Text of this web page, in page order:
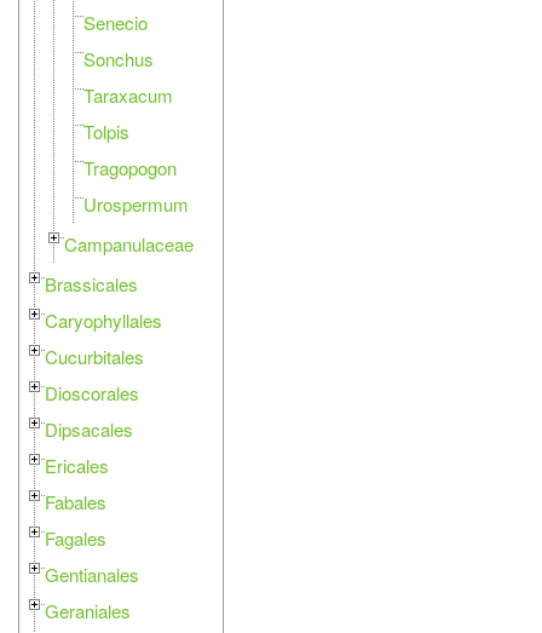
Senecio
Sonchus
Taraxacum
Tolpis
Tragopogon
Urospermum
Campanulaceae
Brassicales
Caryophyllales
Cucurbitales
Dioscorales
Dipsacales
Ericales
Fabales
Fagales
Gentianales
Geraniales